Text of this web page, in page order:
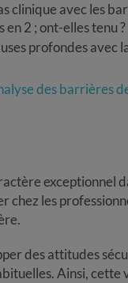
clinique avec les
2 ; ont-elles tenu ?
profondes avec
des barrières
exceptionnel
chez les
des attitudes
Ainsi, cette